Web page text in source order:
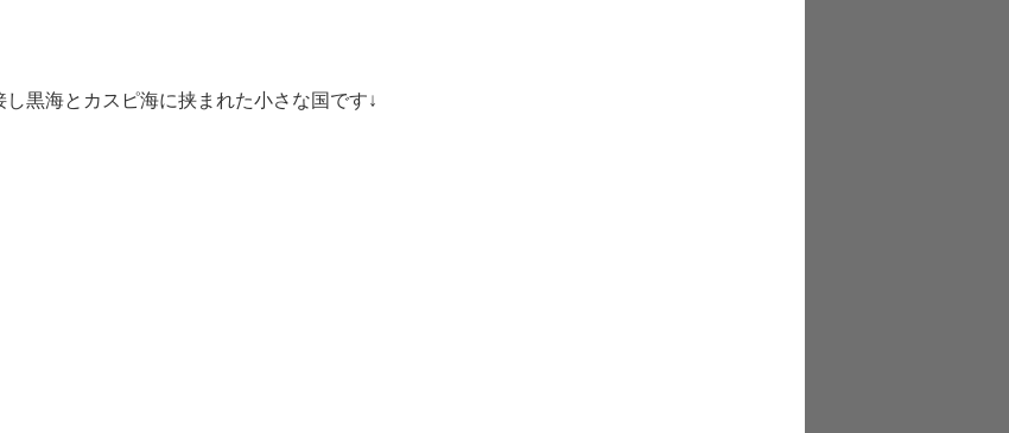
黒海とカスピ海に挟まれた小さな国です↓